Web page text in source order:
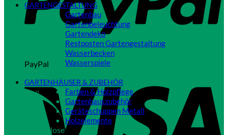
PayPal
GARTENGESTALTUNG
Gartenbau
Gartenbeleuchtung
Gartendeko
Restposten Gartengestaltung
Wasserbecken
Wasserspiele
GARTENHÄUSER & ZUBEHÖR
Farben & Holzpflege
Gartenhauszubehör
Geräteschuppen Metall
Holzelemente
Close